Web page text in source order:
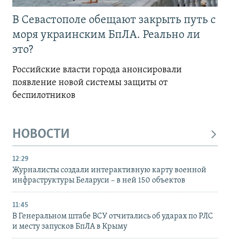
В Севастополе обещают закрыть путь с
моря украинским БпЛА. Реально ли
это?
Российские власти города анонсировали
появление новой системы защиты от
беспилотников
НОВОСТИ
12:29
Журналисты создали интерактивную карту военной
инфраструктуры Беларуси – в ней 150 объектов
11:45
В Генеральном штабе ВСУ отчитались об ударах по РЛС
и месту запусков БпЛА в Крыму